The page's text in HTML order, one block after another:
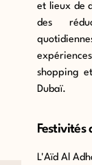
et lieux de
des
shopping
Dubaï.
L'Aïd Al